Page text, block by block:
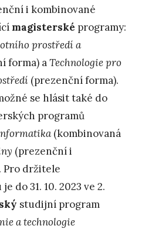
i kombinované
magisterské programy:
prostředí a
forma) aTechnologie pro
(prezenční forma).
se hlásit také do
programů
(kombinovaná
(prezenční i
Pro držitele
do 31. 10. 2023 ve 2.
studijní program
a technologie